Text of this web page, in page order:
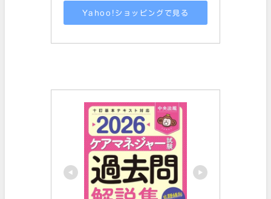
Yahoo!ショッピングで見る